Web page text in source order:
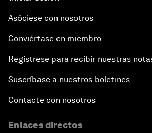
Asóciese con nosotros
Conviértase en miembro
Regístrese para recibir nuestras
Suscríbase a nuestros boletines
Contacte con nosotros
Enlaces directos